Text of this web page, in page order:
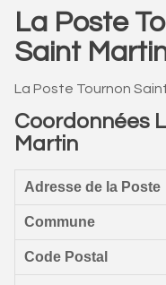
La Poste
Saint
La Poste Tournon
Coordonnées
Martin
Adresse de la Poste
Commune
Code Postal